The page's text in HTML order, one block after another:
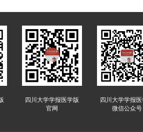
四川大学学报医学版
官网
四川大学学报
微信公众号